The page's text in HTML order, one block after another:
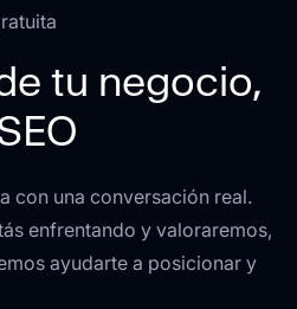
Estética Dra. Prieto
profesionalidad, su
que lo necesitamos,
tu negocio,
con una conversación real.
enfrentando y valoraremos,
ayudarte a posicionar y